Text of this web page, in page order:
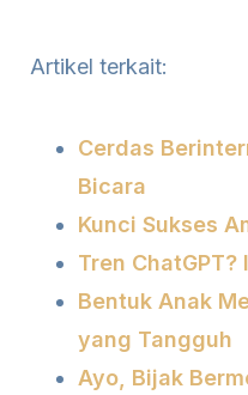
Artikel terkait:
Cerdas
Bicara
Kunci Sukses
Tren
Bentuk Anak
yang Tangguh
Ayo, Bijak